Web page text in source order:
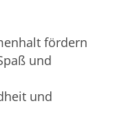
fördern
und
und